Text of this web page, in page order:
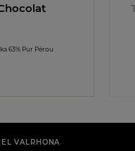
63% Pur Pérou
VALRHONA